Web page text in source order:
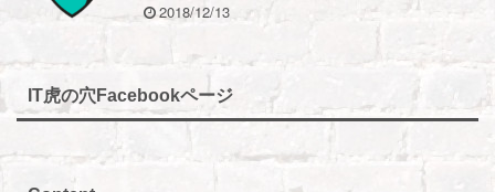
2018/12/13
IT虎の穴Facebookページ